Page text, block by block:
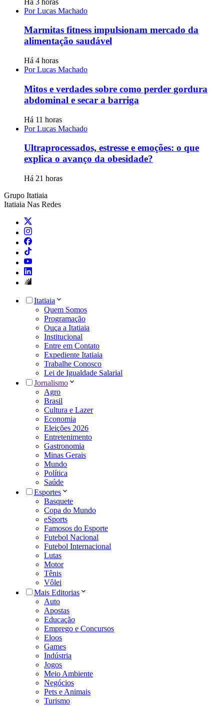
Por Lucas Machado
Marmitas fitness impulsionam mercado da
alimentação saudável
Há 4 horas
Por Lucas Machado
Mitos e verdades sobre como perder gordura
abdominal e secar a barriga
Há 11 horas
Por Lucas Machado
Ultraprocessados, estresse e emoções: o que
explica o avanço da obesidade?
Há 21 horas
Grupo Itatiaia
Itatiaia Nas Redes
Itatiaia
Quem Somos
Programação
Ouça a Itatiaia
Institucional
Entre em Contato
Expediente Itatiaia
Trabalhe Conosco
Lei de Igualdade Salarial
Jornalismo
Agro
Brasil
Cultura e Lazer
Economia
Eleições 2026
Entretenimento
Gastronomia
Minas Gerais
Mundo
Política
Saúde
Esportes
Basquete
Copa do Mundo
eSports
Famosos do Esporte
Futebol Nacional
Futebol Internacional
Lutas
Motor
Tênis
Vôlei
Mais Editorias
Auto
Apostas
Educação
Emprego e Concursos
Eloos
Games
Indústria
Jogos
Meio Ambiente
Negócios
Pets e Animais
Turismo